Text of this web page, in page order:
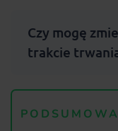
Czy mogę
trakcie